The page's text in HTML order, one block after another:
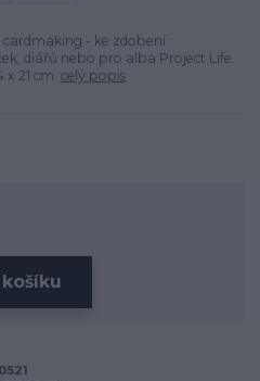
- ke zdobení
diářů nebo pro alba Project Life.
21 cm. celý popis